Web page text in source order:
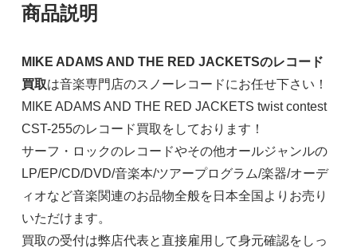
商品説明
MIKE ADAMS AND THE RED JACKETSのレコード
買取は音楽専門店のスノーレコードにお任せ下さい！
MIKE ADAMS AND THE RED JACKETS twist contest
CST-255のレコード買取をしております！
サーフ・ロックのレコードやその他オールジャンルの
LP/EP/CD/DVD/音楽本/ツアープログラム/楽器/オーデ
ィオなど音楽関連のお品物全般を日本全国よりお売り
いただけます。
買取の受付は弊店代表と直接雇用して身元確認をしっ